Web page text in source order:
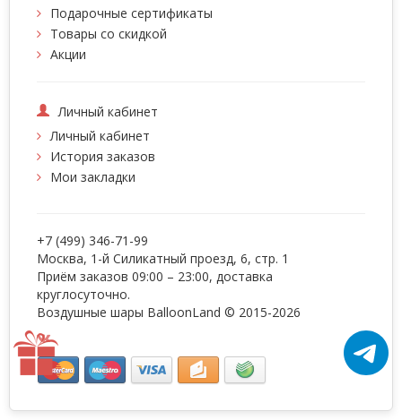
Подарочные сертификаты
Товары со скидкой
Акции
Личный кабинет
Личный кабинет
История заказов
Мои закладки
+7 (499) 346-71-99
Москва, 1-й Силикатный проезд, 6, стр. 1
Приём заказов 09:00 – 23:00, доставка
круглосуточно.
Воздушные шары BalloonLand © 2015-2026